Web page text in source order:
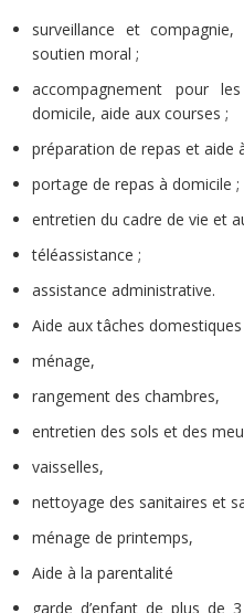
surveillance et
soutien moral ;
accompagnement pour
domicile, aide aux courses ;
préparation de repas et aide
portage de repas à domicile ;
entretien du cadre de vie et
téléassistance ;
assistance administrative.
Aide aux tâches domestiques
ménage,
rangement des chambres,
entretien des sols et des
vaisselles,
nettoyage des sanitaires et
ménage de printemps,
Aide à la parentalité
garde d’enfant de plus de